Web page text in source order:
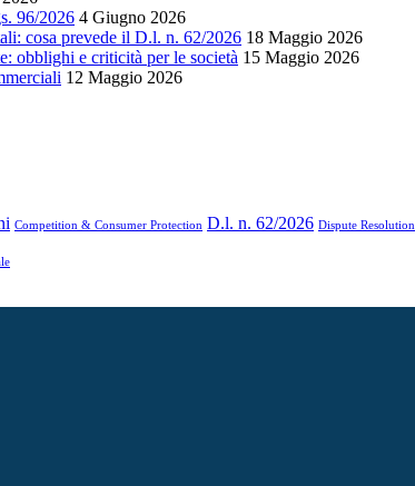
96/2026 4 Giugno 2026
cosa prevede il D.l. n. 62/2026 18 Maggio 2026
obblighi e criticità per le società 15 Maggio 2026
12 Maggio 2026
Competition & Consumer Protection D.l. n. 62/2026 Dispute Resolution